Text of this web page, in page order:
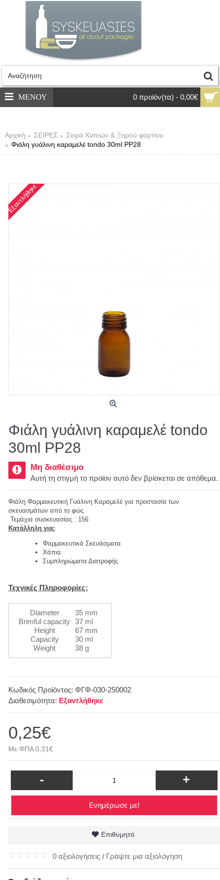
0 προϊόν(τα) - 0,00€
ΜΕΝΟΥ
Αρχική ΣΕΙΡΕΣ
Σειρά Χαπιών & Ξηρού φορτίου
Φιάλη γυάλινη καραμελέ tondo 30ml PP28
Εξαντλήθηκε
Φιάλη γυάλινη καραμελέ tondo
30ml PP28
Μη διαθέσιμο
Αυτή τη στιγμή το προϊον αυτό δεν βρίσκεται σε απόθεμα.
Φιάλη Φαρμακευτική Γυάλινη Καραμελέ για προστασία των
σκευασμάτων από το φώς.
Τεμάχια συσκευασίας : 156
Κατάλληλη για:
Φαρμακευτικά Σκευάσματα
Χάπια
Συμπληρώματα Διατροφής
Τεχνικές Πληροφορίες:
Diameter
35 mm
Brimful capacity 37 ml
Height
67 mm
Capacity
30 ml
Weight
38 g
Κωδικός Προϊόντος: ΦΓΦ-030-250002
Διαθεσιμότητα: Εξαντλήθηκε
0,25€
Με ΦΠΑ 0,31€
- +
Ενημέρωσε με!
Επιθυμητό
0 αξιολογήσεις / Γράψτε μια αξιολόγηση